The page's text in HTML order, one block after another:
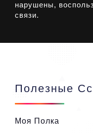
нарушены,
связи.
Полезные
Моя Полка